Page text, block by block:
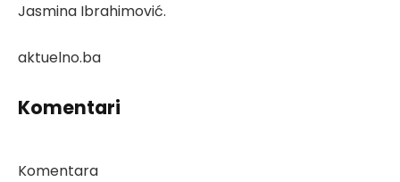
Jasmina Ibrahimović.
aktuelno.ba
Komentari
Komentara